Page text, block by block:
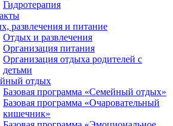
Гидротерапия
развлечения и питание
Отдых и развлечения
Организация питания
Организация отдыха родителей с
детьми
отдых
Базовая программа «Семейный отдых»
Базовая программа «Очаровательный
кишечник»